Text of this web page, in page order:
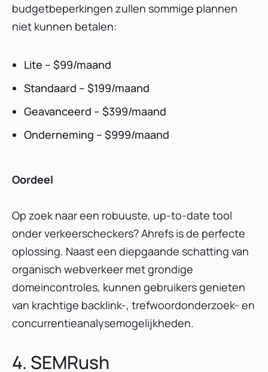
budgetbeperkingen zullen sommige plannen
niet kunnen betalen:
Lite – $99/maand
Standaard – $199/maand
Geavanceerd – $399/maand
Onderneming – $999/maand
Oordeel
Op zoek naar een robuuste, up-to-date tool
onder verkeerscheckers? Ahrefs is de perfecte
oplossing. Naast een diepgaande schatting van
organisch webverkeer met grondige
domeincontroles, kunnen gebruikers genieten
van krachtige backlink-, trefwoordonderzoek- en
concurrentieanalysemogelijkheden.
4. SEMRush